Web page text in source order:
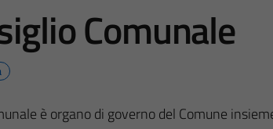
Comunale
è organo di governo del Comune